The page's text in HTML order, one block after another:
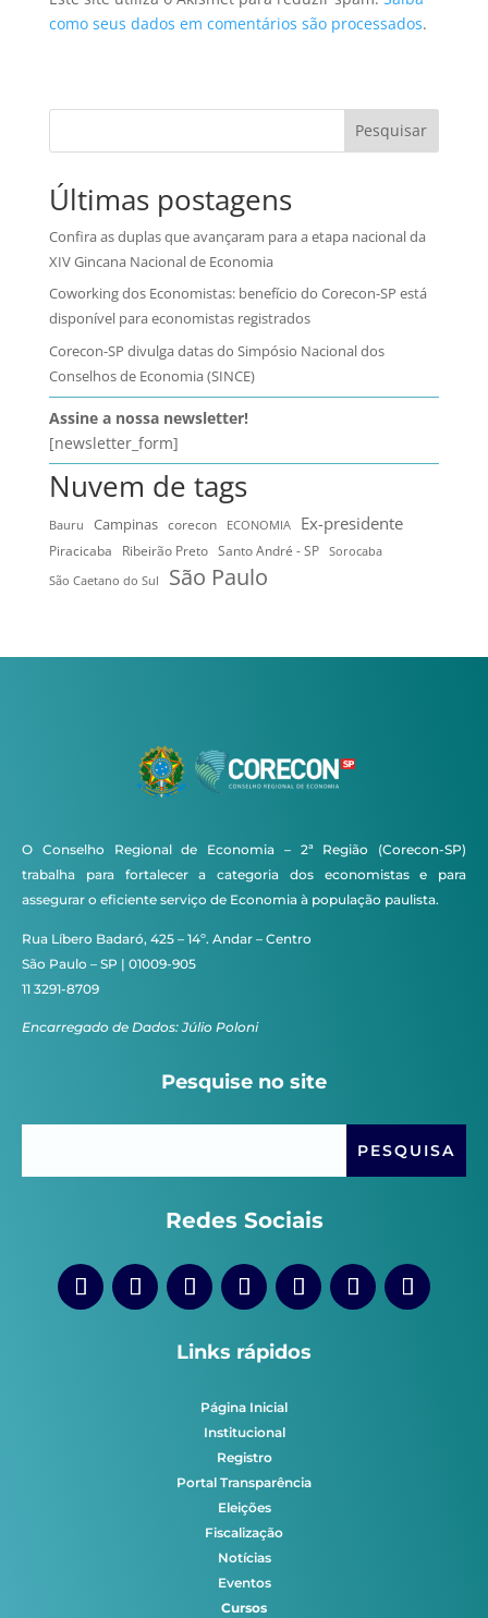
como seus dados em comentários são processados.
Pesquisar
Últimas postagens
Confira as duplas que avançaram para a etapa nacional da
XIV Gincana Nacional de Economia
Coworking dos Economistas: benefício do Corecon-SP está
disponível para economistas registrados
Corecon-SP divulga datas do Simpósio Nacional dos
Conselhos de Economia (SINCE)
Assine a nossa newsletter!
[newsletter_form]
Nuvem de tags
Bauru Campinas corecon ECONOMIA Ex-presidente
Piracicaba Ribeirão Preto Santo André - SP
Sorocaba
São Caetano do Sul
São Paulo
O Conselho Regional de Economia – 2ª Região (Corecon-SP)
trabalha para fortalecer a categoria dos economistas e para
assegurar o eficiente serviço de Economia à população paulista.
Rua Líbero Badaró, 425 – 14º. Andar – Centro
São Paulo – SP | 01009-905
11 3291-8709
Encarregado de Dados: Júlio Poloni
Pesquise no site
Redes Sociais
Links rápidos
Página Inicial
Institucional
Registro
Portal Transparência
Eleições
Fiscalização
Notícias
Eventos
Cursos